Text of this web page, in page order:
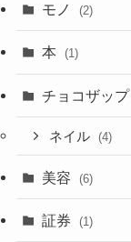
モノ (2)
本 (1)
チョコザップ
ネイル (4)
美容 (6)
証券 (1)